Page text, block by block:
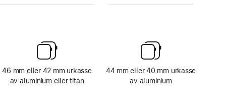
46 mm eller 42 mm urkasse
av aluminium eller titan
44 mm eller 40 mm urkasse
av aluminium